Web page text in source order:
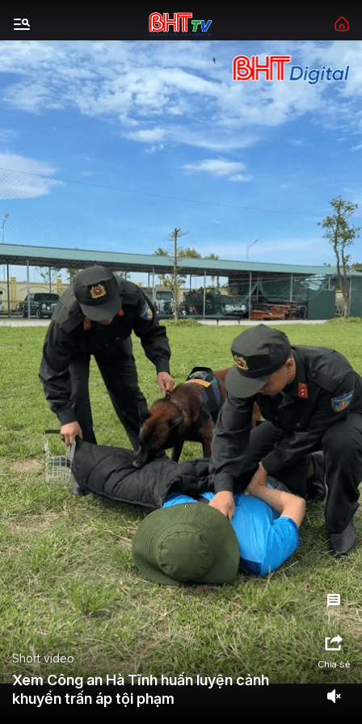
Short video
Xem Công an Hà Tĩnh huấn luyện cảnh
khuyển trấn áp tội phạm
Chia sẻ
Gửi bình luận
Hủy Gửi